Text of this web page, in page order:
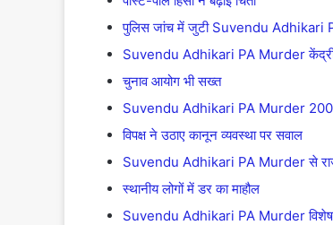
पुलिस जांच में जुटी Suvendu Adhikari
Suvendu Adhikari PA Murder
चुनाव आयोग भी सख्त
Suvendu Adhikari PA Murder 200
विपक्ष ने उठाए कानून व्यवस्था पर सवाल
Suvendu Adhikari PA Murder से
स्थानीय लोगों में डर का माहौल
Suvendu Adhikari PA Murder